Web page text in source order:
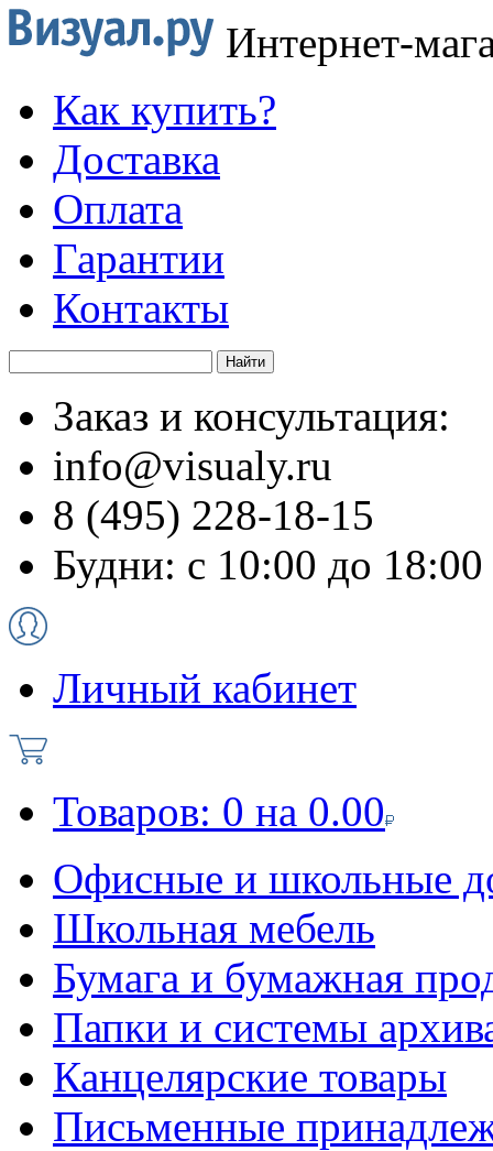
Интернет-
Как купить?
Доставка
Оплата
Гарантии
Контакты
Заказ и консультация:
info@visualy.ru
8 (495) 228-18-15
Будни: с 10:00 до 18:00
Личный кабинет
Товаров: 0 на 0.00
Офисные и школьные
Школьная мебель
Бумага и бумажная
Папки и системы
Канцелярские товары
Письменные